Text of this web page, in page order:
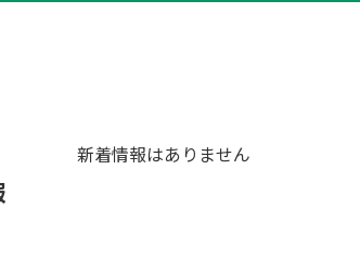
新着情報はありません